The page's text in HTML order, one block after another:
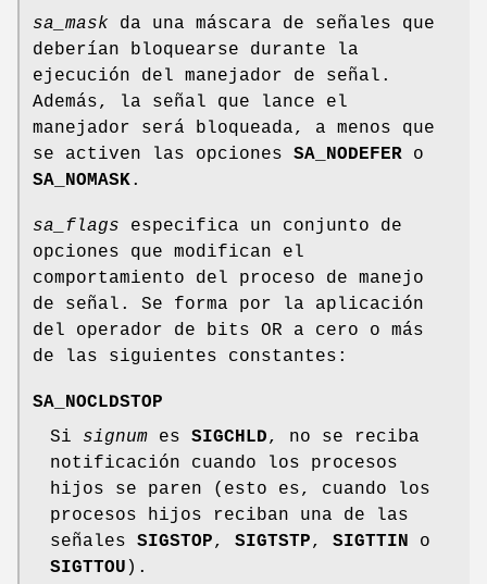
sa_mask da una máscara de señales que
deberían bloquearse durante la
ejecución del manejador de señal.
Además, la señal que lance el
manejador será bloqueada, a menos que
se activen las opciones SA_NODEFER o
SA_NOMASK.
sa_flags especifica un conjunto de
opciones que modifican el
comportamiento del proceso de manejo
de señal. Se forma por la aplicación
del operador de bits OR a cero o más
de las siguientes constantes:
SA_NOCLDSTOP
Si signum es SIGCHLD, no se reciba
notificación cuando los procesos
hijos se paren (esto es, cuando los
procesos hijos reciban una de las
señales SIGSTOP, SIGTSTP, SIGTTIN
o
SIGTTOU ).